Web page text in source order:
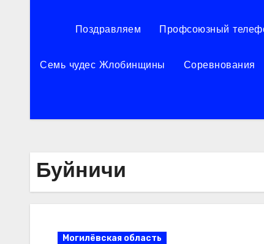
Поздравляем Профсоюзный
Семь чудес Жлобинщины Соревнования
Буйничи
Могилёвская область